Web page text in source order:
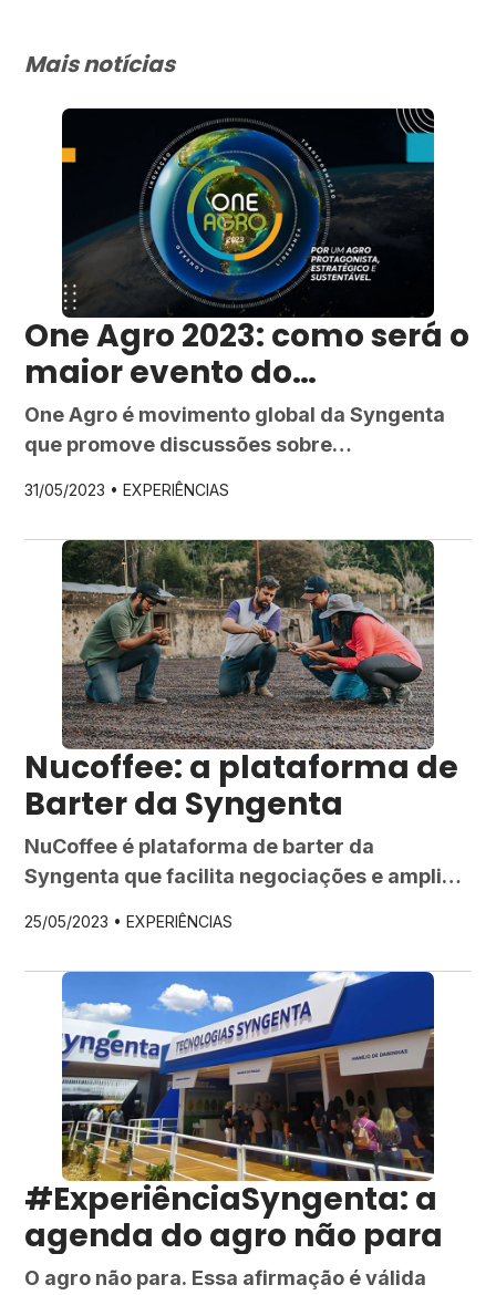
Mais notícias
One Agro 2023: como será o
maior evento do
agronegócio brasileiro
One Agro é movimento global da Syngenta
que promove discussões sobre
Participe e conecte-se. Vem aí mais uma
edição do maior e mais relevante evento de
lideranças do agronegócio brasileiro: o One
Agro 2023! O One Agro 2023 será um marco
para o agronegócio, apresentando uma
programação rica e diversificada […]
31/05/2023 •EXPERIÊNCIAS
Nucoffee: a plataforma de
Barter da Syngenta
NuCoffee é plataforma de barter da
Syngenta que facilita negociações e amplia
aproveitar essa inovação. Vender a safra de
café é tão importante quanto as outras
etapas da produção agrícola, mas pode
afetar bastante o lucro dos produtores,
especialmente quando o preço da
commodity sofre oscilações durante o
cultivo. Para […]
25/05/2023 •EXPERIÊNCIAS
#ExperiênciaSyngenta: a
agenda do agro não para
O agro não para. Essa afirmação é válida